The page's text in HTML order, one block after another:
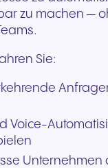
zu machen —
Sie:
Voice-
Unternehmen